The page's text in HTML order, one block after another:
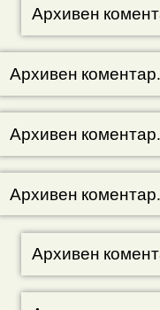
Архивен
Архивен коментар.
Архивен коментар.
Архивен коментар.
Архивен